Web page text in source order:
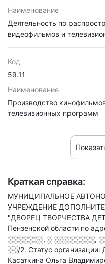
Наименование
Деятельность по
видеофильмов и
Код
59.11
Наименование
Производство
телевизионных программ
Краткая справка:
МУНИЦИПАЛЬНОЕ
УЧРЕЖДЕНИЕ
"ДВОРЕЦ ТВОРЧЕСТВА
Пензенской области по
░░░░░░░, ░ ░░░░░░░░,
░░/2. Статус
Касаткина Ольга